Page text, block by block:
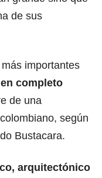
de sus
importantes
completo
de una
según
Bustacara.
arquitectónico